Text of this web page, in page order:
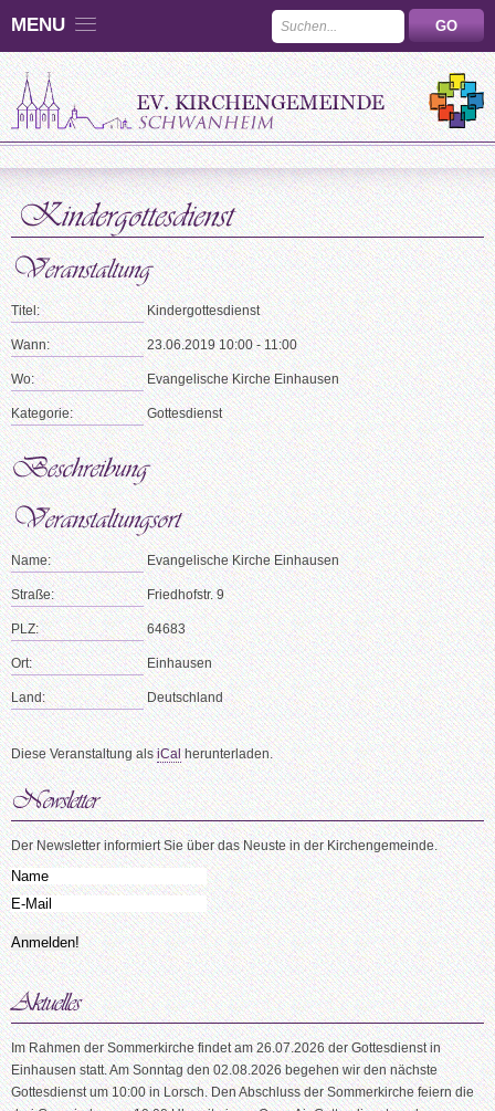
MENU
Titel: Kindergottesdienst
Wann: 23.06.2019 10:00 - 11:00
Wo: Evangelische Kirche Einhausen
Kategorie: Gottesdienst
Name: Evangelische Kirche Einhausen
Straße: Friedhofstr. 9
PLZ: 64683
Ort: Einhausen
Land: Deutschland
Diese Veranstaltung alsiCalherunterladen.
Der Newsletter informiert Sie über das Neuste in der Kirchengemeinde.
Im Rahmen der Sommerkirche findet am 26.07.2026 der Gottesdienst in
Einhausen statt. Am Sonntag den 02.08.2026 begehen wir den nächste
Gottesdienst um 10:00 in Lorsch. Den Abschluss der Sommerkirche feiern die